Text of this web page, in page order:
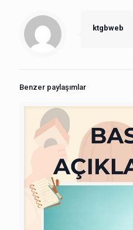
ktgbweb
Benzer paylaşımlar